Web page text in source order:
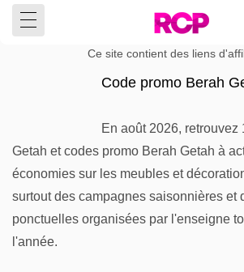
Ce site contient des liens
Code promo Berah
En août 2026, retrouvez
Getah et codes promo Berah Getah à
économies sur les meubles et
surtout des campagnes saisonnières et
ponctuelles organisées par l'enseigne
l'année.